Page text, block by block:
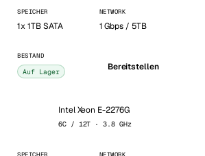
SPEICHER
1x 1TB SATA
NETWORK
1 Gbps / 5TB
BESTAND
Auf Lager Bereitstellen
Intel Xeon E-2276G
6C / 12T · 3.8 GHz